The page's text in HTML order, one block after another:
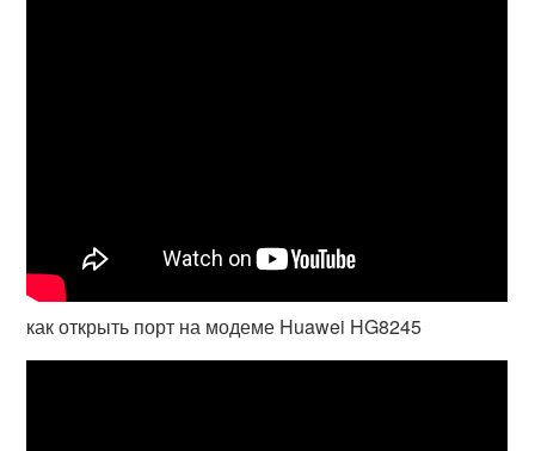
как открыть порт на модеме Huawei HG8245